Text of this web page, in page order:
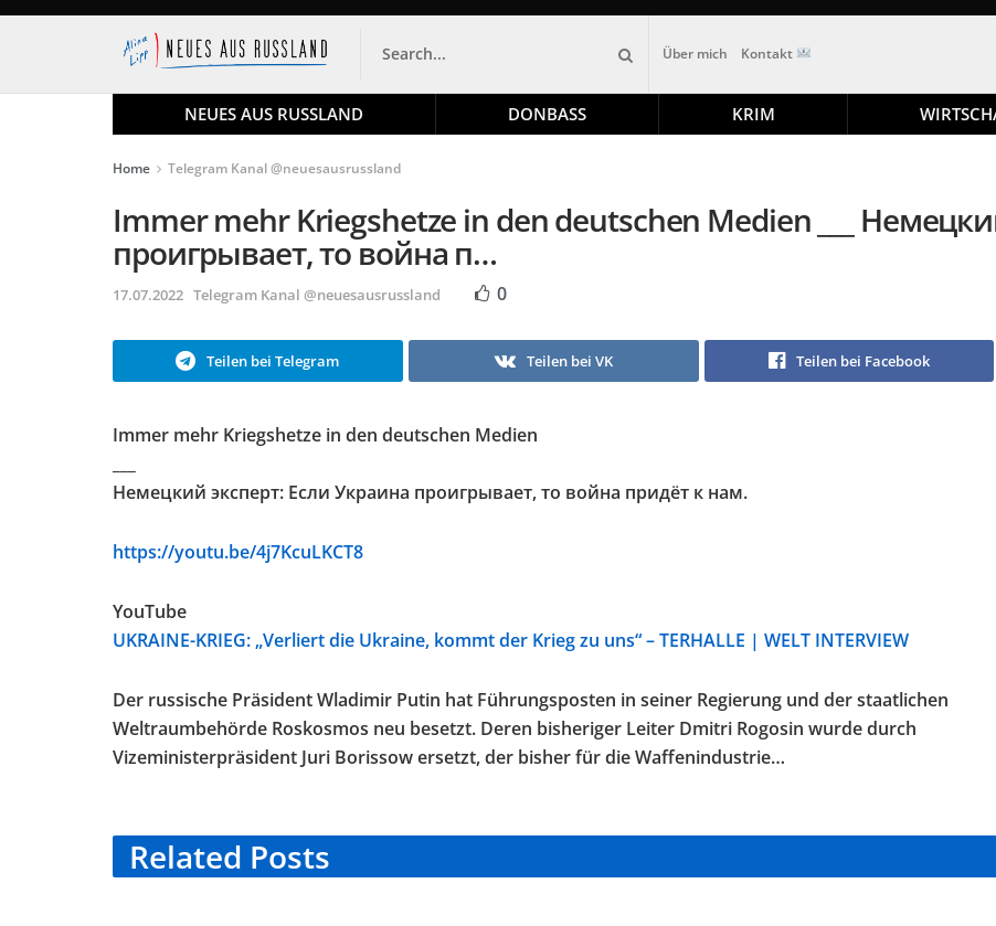
Über mich Kontakt
NEUES AUS RUSSLAND DONBASS KRIM
Home Telegram Kanal @neuesausrussland
Immer mehr Kriegshetze in den deutschen Medien ___
проигрывает, то война п…
17.07.2022 Telegram Kanal @neuesausrussland 0
Teilen bei Telegram Teilen bei VK Teilen bei Facebook
Immer mehr Kriegshetze in den deutschen Medien
Немецкий эксперт: Если Украина проигрывает, то война придёт к нам.
https://youtu.be/4j7KcuLKCT8
YouTube
UKRAINE-KRIEG: „Verliert die Ukraine, kommt der Krieg zu uns“ – TERHALLE | WELT INTERVIEW
Der russische Präsident Wladimir Putin hat Führungsposten in seiner Regierung und der staatlichen
Weltraumbehörde Roskosmos neu besetzt. Deren bisheriger Leiter Dmitri Rogosin wurde durch
Vizeministerpräsident Juri Borissow ersetzt, der bisher für die Waffenindustrie…
Related Posts
TELEGRAM KANAL TELEGRAM KANAL TELEGRAM KANAL